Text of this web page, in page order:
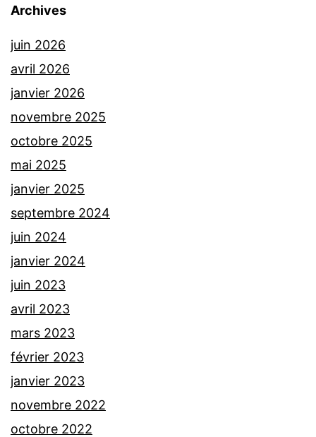
Archives
juin 2026
avril 2026
janvier 2026
novembre 2025
octobre 2025
mai 2025
janvier 2025
septembre 2024
juin 2024
janvier 2024
juin 2023
avril 2023
mars 2023
février 2023
janvier 2023
novembre 2022
octobre 2022